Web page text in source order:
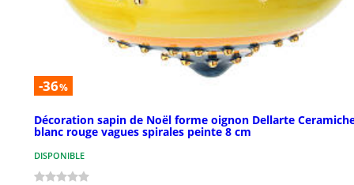
-36%
Décoration sapin de Noël forme oignon Dellarte
blanc rouge vagues spirales peinte 8 cm
DISPONIBLE